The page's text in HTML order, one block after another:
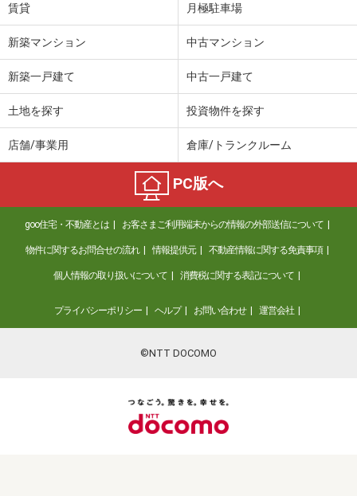
賃貸 月極駐車場
新築マンション 中古マンション
新築一戸建て 中古一戸建て
土地を探す 投資物件を探す
店舗/事業用 倉庫/トランクルーム
PC版へ
goo住宅・不動産とは お客さまご利用端末からの情報の外部送信について
物件に関するお問合せの流れ 情報提供元 不動産情報に関する免責事項
個人情報の取り扱いについて 消費税に関する表記について
プライバシーポリシー ヘルプ お問い合わせ 運営会社
©NTT DOCOMO